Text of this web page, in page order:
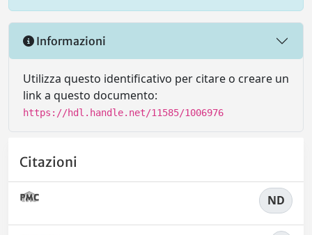
Informazioni
Utilizza questo identificativo per citare o creare un
link a questo documento:
https://hdl.handle.net/11585/1006976
Citazioni
ND